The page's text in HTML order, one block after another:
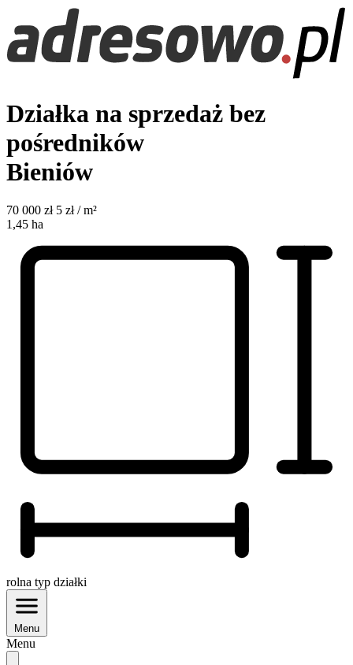
Działka na sprzedaż bez
pośredników
Bieniów
70 000 zł 5 zł / m²
1,45 ha
rolna typ działki
Menu
Menu